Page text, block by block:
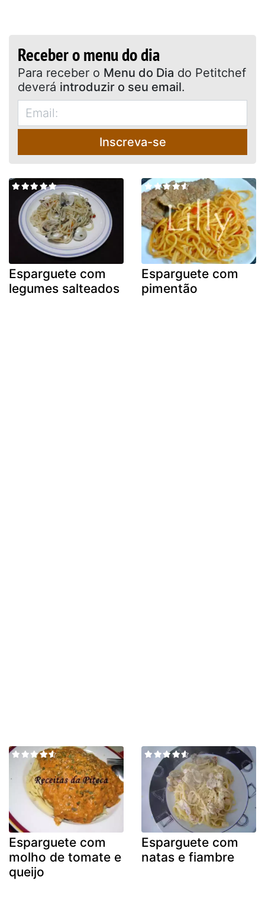
Receber o menu do dia
Para receber o Menu do Dia do Petitchef
deverá introduzir o seu email.
Inscreva-se
Esparguete com
legumes salteados
Esparguete com
pimentão
Esparguete com
molho de tomate e
queijo
Esparguete com
natas e fiambre